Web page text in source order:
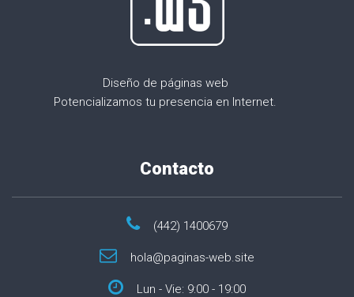
Diseño de páginas web
Potencializamos tu presencia en Internet.
Contacto
(442) 1400679
hola@paginas-web.site
Lun - Vie: 9:00 - 19:00